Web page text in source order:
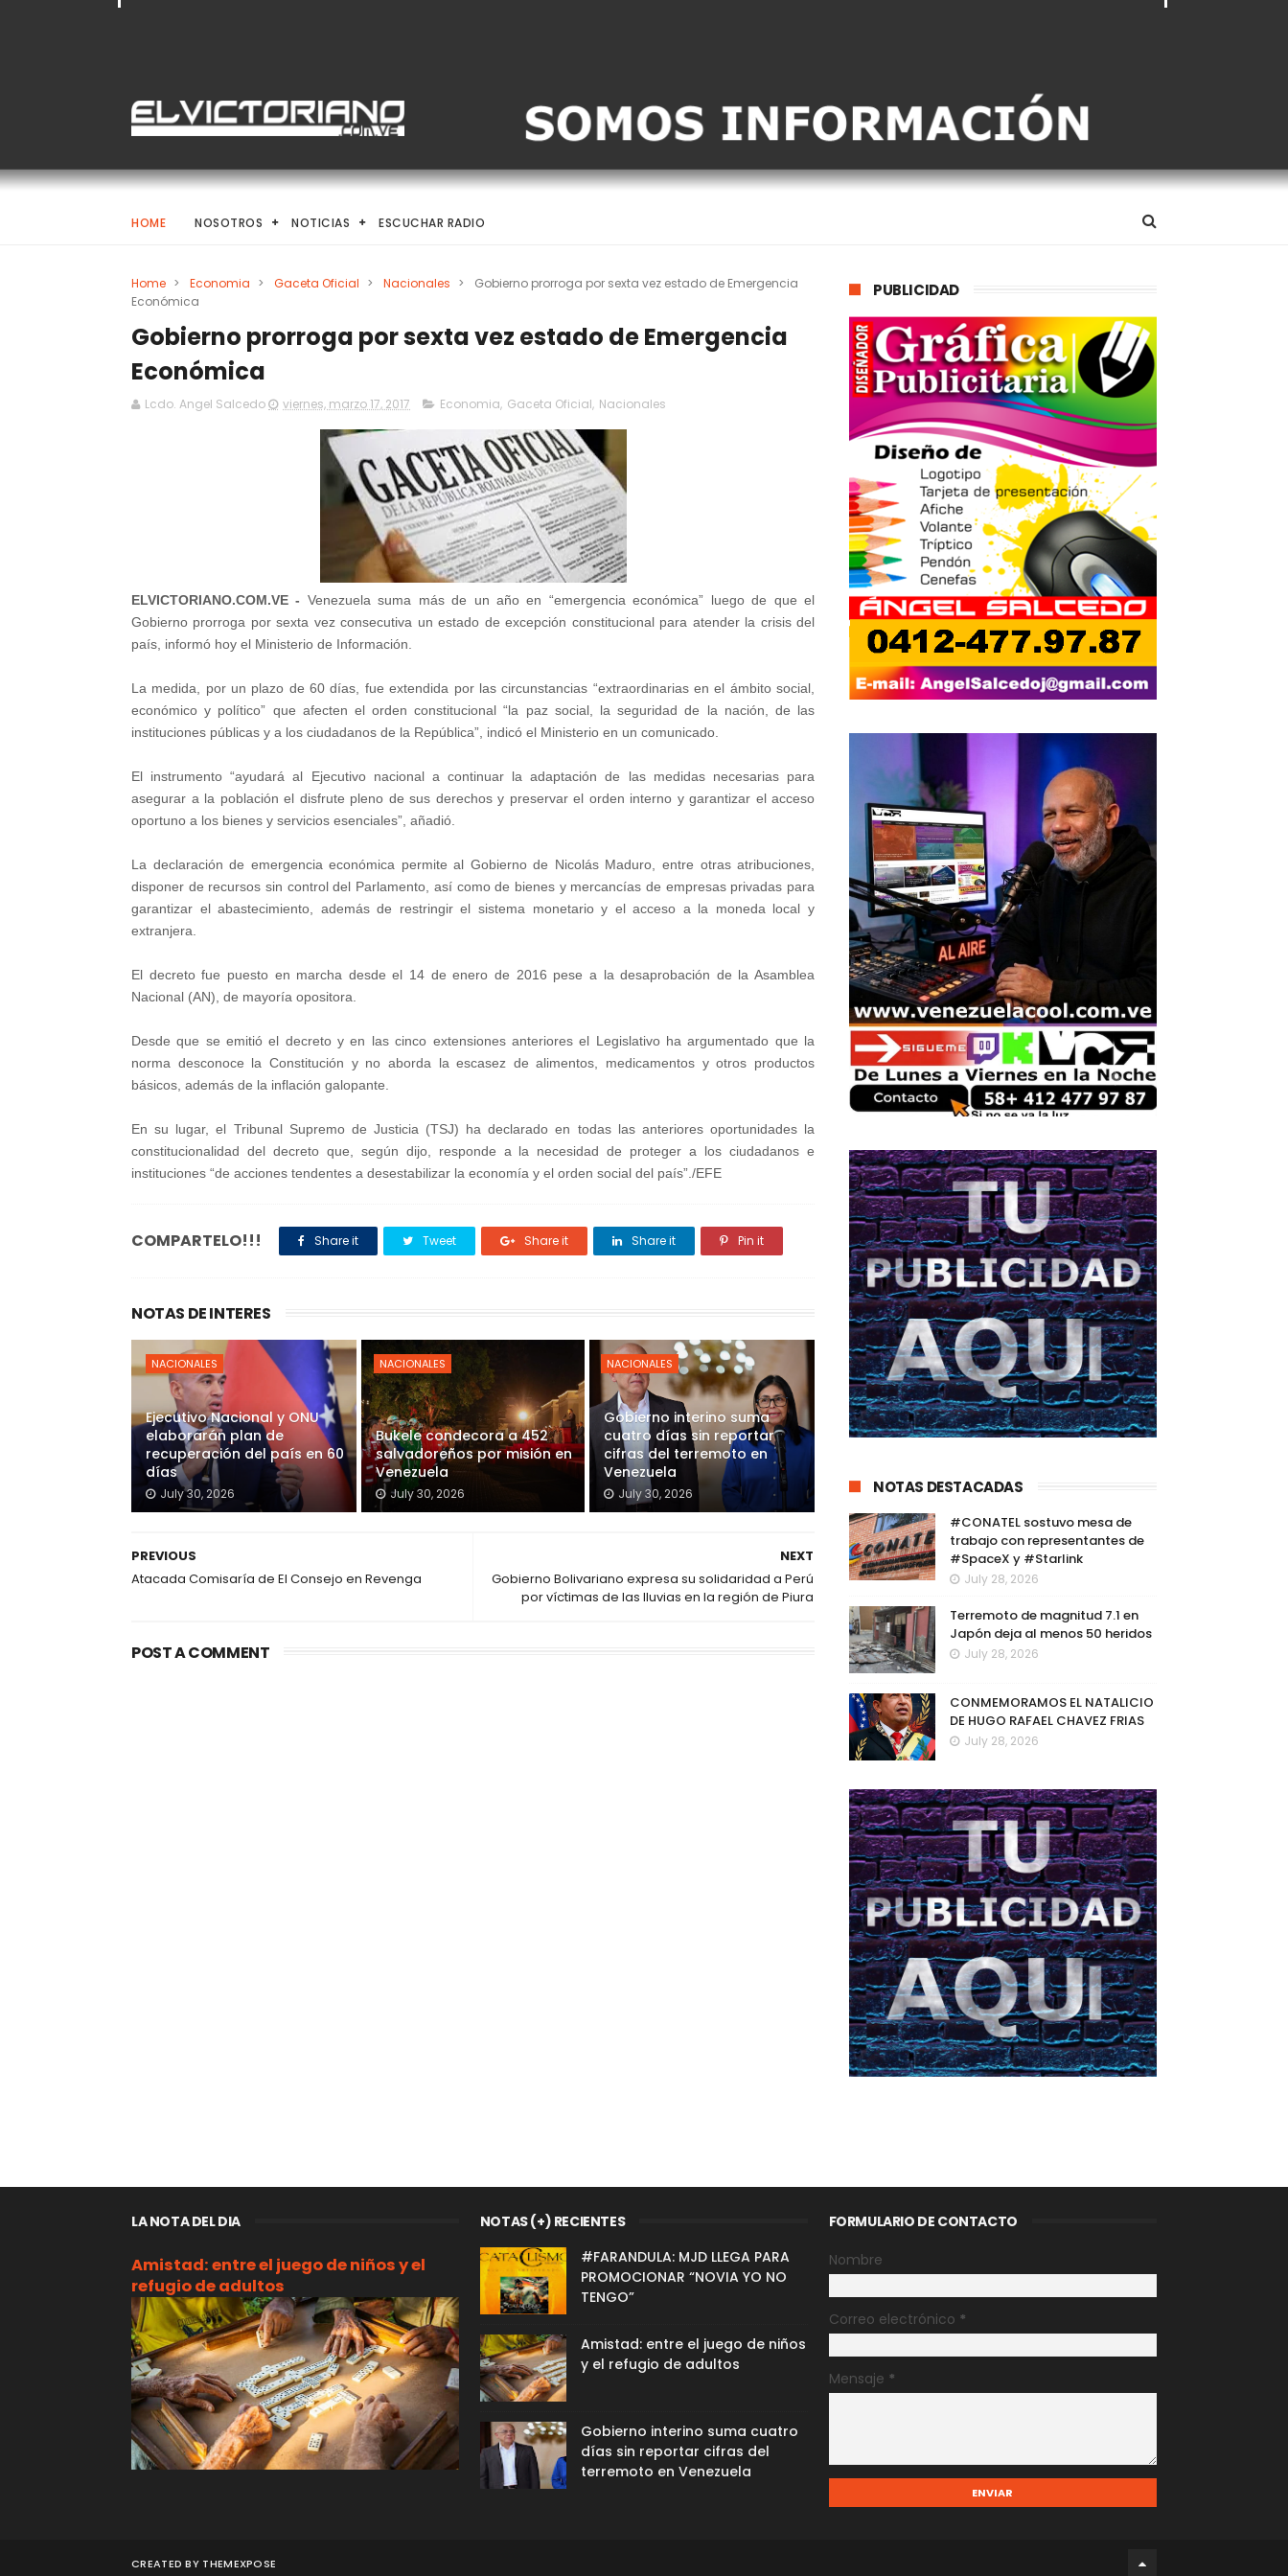
HOME NOSOTROS NOTICIAS ESCUCHAR RADIO
Home > Economia > Gaceta Oficial > Nacionales >
Gobierno prorroga por sexta vez estado de Emergencia
Económica
Gobierno prorroga por sexta vez estado de Emergencia
Económica
Lcdo. Angel Salcedo viernes, marzo 17, 2017 Economia, Gaceta Oficial, Nacionales
ELVICTORIANO.COM.VE - Venezuela suma más de un año en “emergencia económica” luego de que el
Gobierno prorroga por sexta vez consecutiva un estado de excepción constitucional para atender la crisis del
país, informó hoy el Ministerio de Información.
La medida, por un plazo de 60 días, fue extendida por las circunstancias “extraordinarias en el ámbito social,
económico y político” que afecten el orden constitucional “la paz social, la seguridad de la nación, de las
instituciones públicas y a los ciudadanos de la República”, indicó el Ministerio en un comunicado.
El instrumento “ayudará al Ejecutivo nacional a continuar la adaptación de las medidas necesarias para
asegurar a la población el disfrute pleno de sus derechos y preservar el orden interno y garantizar el acceso
oportuno a los bienes y servicios esenciales”, añadió.
La declaración de emergencia económica permite al Gobierno de Nicolás Maduro, entre otras atribuciones,
disponer de recursos sin control del Parlamento, así como de bienes y mercancías de empresas privadas para
garantizar el abastecimiento, además de restringir el sistema monetario y el acceso a la moneda local y
extranjera.
El decreto fue puesto en marcha desde el 14 de enero de 2016 pese a la desaprobación de la Asamblea
Nacional (AN), de mayoría opositora.
Desde que se emitió el decreto y en las cinco extensiones anteriores el Legislativo ha argumentado que la
norma desconoce la Constitución y no aborda la escasez de alimentos, medicamentos y otros productos
básicos, además de la inflación galopante.
En su lugar, el Tribunal Supremo de Justicia (TSJ) ha declarado en todas las anteriores oportunidades la
constitucionalidad del decreto que, según dijo, responde a la necesidad de proteger a los ciudadanos e
instituciones “de acciones tendentes a desestabilizar la economía y el orden social del país”./EFE
COMPARTELO!!! Share it Tweet Share it Share it Pin it
NOTAS DE INTERES
NACIONALES
Ejecutivo Nacional y ONU
elaborarán plan de
recuperación del país en 60
días
July 30, 2026
NACIONALES
Bukele condecora a 452
salvadoreños por misión en
Venezuela
July 30, 2026
NACIONALES
Gobierno interino suma
cuatro días sin reportar
cifras del terremoto en
Venezuela
July 30, 2026
NEXT
Gobierno Bolivariano expresa su solidaridad a Perú
por víctimas de las lluvias en la región de Piura
PREVIOUS
Atacada Comisaría de El Consejo en Revenga
POST A COMMENT
PUBLICIDAD
NOTAS DESTACADAS
#CONATEL sostuvo mesa de
trabajo con representantes de
#SpaceX y #Starlink
July 28, 2026
Terremoto de magnitud 7.1 en
Japón deja al menos 50 heridos
July 28, 2026
CONMEMORAMOS EL NATALICIO
DE HUGO RAFAEL CHAVEZ FRIAS
July 28, 2026
LA NOTA DEL DIA
Amistad: entre el juego de niños y el
refugio de adultos
NOTAS (+) RECIENTES
#FARANDULA: MJD LLEGA PARA
PROMOCIONAR “NOVIA YO NO
TENGO”
Amistad: entre el juego de niños
y el refugio de adultos
Gobierno interino suma cuatro
días sin reportar cifras del
terremoto en Venezuela
FORMULARIO DE CONTACTO
Nombre
Correo electrónico *
Mensaje *
CREATED BY THEMEXPOSE